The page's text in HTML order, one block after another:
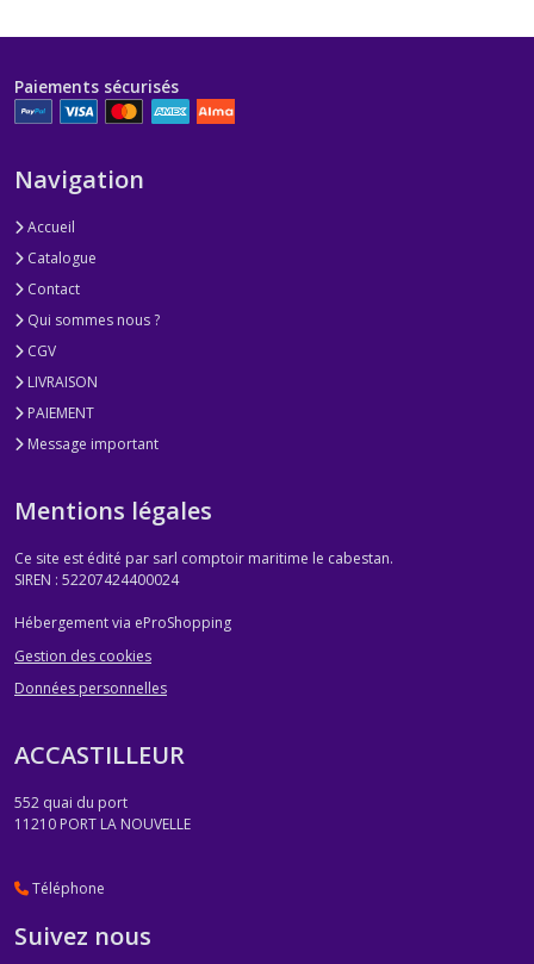
Paiements sécurisés
Navigation
Accueil
Catalogue
Contact
Qui sommes nous ?
CGV
LIVRAISON
PAIEMENT
Message important
Mentions légales
Ce site est édité par sarl comptoir maritime le cabestan.
SIREN : 52207424400024
Hébergement via eProShopping
Gestion des cookies
Données personnelles
ACCASTILLEUR
552 quai du port
11210 PORT LA NOUVELLE
Téléphone
Suivez nous